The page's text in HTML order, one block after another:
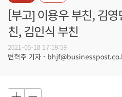
[부고] 이용우 부친, 김
친, 김인식 부친
2021-05-18 17:59:59
변혁주 기자 -